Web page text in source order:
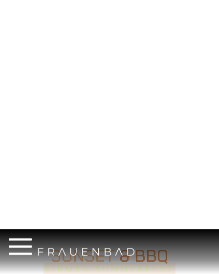
SUNSET & BBQ
FIRMEN-SOMMERFEST
MEHR DAZU